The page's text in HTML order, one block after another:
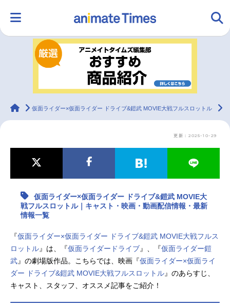
ランキング アニメ
ラジオ
最新記事一覧
アニメ映画一覧 実写化映画一覧
今期アニメ曜日別一覧
animateTimes
仮面ライダー×仮面ライダー ドライブ&鎧武 MOVIE大戦フルスロットル
更新：2025-10-29
仮面ライダー×仮面ライダー ドライブ&鎧武 MOVIE大
戦フルスロットル｜キャスト・映画・動画配信情報・最新
情報一覧
『仮面ライダー×仮面ライダー ドライブ&鎧武 MOVIE大戦フルス
ロットル』は、『仮面ライダードライブ』、『仮面ライダー鎧
武』の劇場版作品。こちらでは、映画『仮面ライダー×仮面ライ
ダー ドライブ&鎧武 MOVIE大戦フルスロットル』のあらすじ、
キャスト、スタッフ、オススメ記事をご紹介！